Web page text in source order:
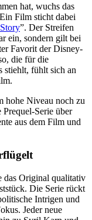
hat, wuchs das
Film sticht dabei
”. Der Streifen
ein, sondern gilt bei
Favorit der Disney-
die für die
stiehlt, fühlt sich an
hohe Niveau noch zu
Prequel-Serie über
aus dem Film und
das Original qualitativ
Die Serie rückt
Intrigen und
Jeder neue